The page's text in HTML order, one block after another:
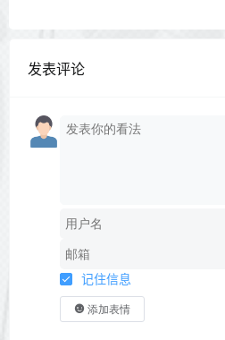
发表评论
记住信息
添加表情